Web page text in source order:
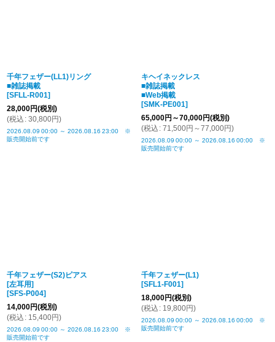
千年フェザー(LL1)リング
■雑誌掲載
[SFLL-R001]
28,000円(税別)
(税込 : 30,800円)
2026.08.09 00:00 ～ 2026.08.16 23:00 ※
販売開始前です
キヘイネックレス
■雑誌掲載
■Web掲載
[SMK-PE001]
65,000円 ～70,000円(税別)
(税込 : 71,500円 ～77,000円)
2026.08.09 00:00 ～ 2026.08.16 00:00 ※
販売開始前です
千年フェザー(S2)ピアス
[左耳用]
[SFS-P004]
14,000円(税別)
(税込 : 15,400円)
2026.08.09 00:00 ～ 2026.08.16 23:00 ※
販売開始前です
千年フェザー(L1)
[SFL1-F001]
18,000円(税別)
(税込 : 19,800円)
2026.08.09 00:00 ～ 2026.08.16 00:00 ※
販売開始前です